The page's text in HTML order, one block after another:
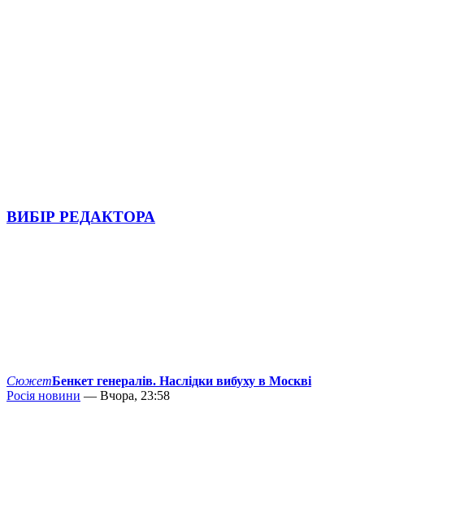
ВИБІР РЕДАКТОРА
СюжетБенкет генералів. Наслідки вибуху в Москві
Росія новини — Вчора, 23:58